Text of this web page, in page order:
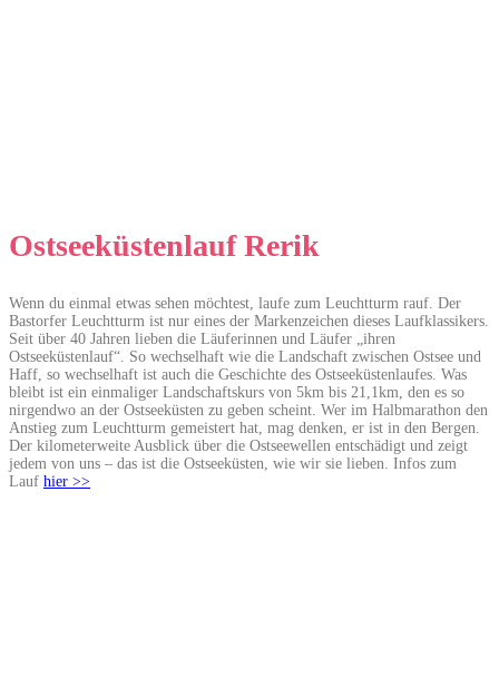
Ostseeküstenlauf Rerik
Wenn du einmal etwas sehen möchtest, laufe zum Leuchtturm rauf. Der
Bastorfer Leuchtturm ist nur eines der Markenzeichen dieses Laufklassikers.
Seit über 40 Jahren lieben die Läuferinnen und Läufer „ihren
Ostseeküstenlauf“. So wechselhaft wie die Landschaft zwischen Ostsee und
Haff, so wechselhaft ist auch die Geschichte des Ostseeküstenlaufes. Was
bleibt ist ein einmaliger Landschaftskurs von 5km bis 21,1km, den es so
nirgendwo an der Ostseeküsten zu geben scheint. Wer im Halbmarathon den
Anstieg zum Leuchtturm gemeistert hat, mag denken, er ist in den Bergen.
Der kilometerweite Ausblick über die Ostseewellen entschädigt und zeigt
jedem von uns – das ist die Ostseeküsten, wie wir sie lieben. Infos zum
Lauf hier >>